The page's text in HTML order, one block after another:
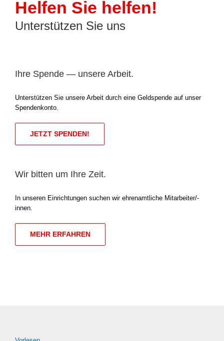
Helfen Sie helfen!
Unterstützen Sie uns
Ihre Spende — unsere Arbeit.
Unter­stüt­zen Sie unse­re Arbeit durch eine Geld­spen­de auf unser
Spen­den­kon­to.
JETZT SPEN­DEN!
Wir bitten um Ihre Zeit.
In unse­ren Ein­rich­tun­gen suchen wir ehren­amt­li­che Mitarbeiter/-
innen.
MEHR ERFAH­REN